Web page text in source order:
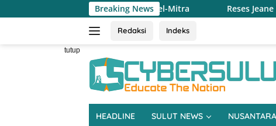
ke
Breaking News
Reses Jeane Laluyan, Warga Keluhkan
Redaksi Indeks
tutup
HEADLINE SULUT NEWS NUSANTARA